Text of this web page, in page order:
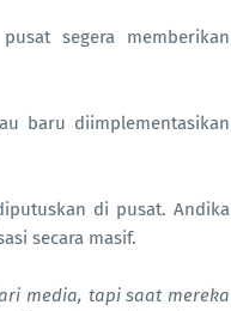
segera memberikan
baru diimplementasikan
di pusat. Andika
secara masif.
media, tapi saat mereka